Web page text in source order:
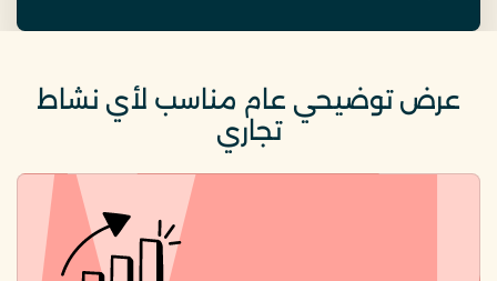
عرض توضيحي عام مناسب لأي نشاط
تجاري